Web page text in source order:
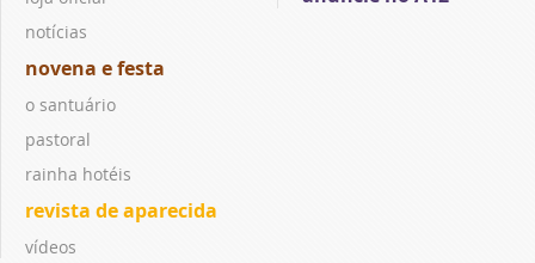
notícias
novena e festa
o santuário
pastoral
rainha hotéis
revista de aparecida
vídeos